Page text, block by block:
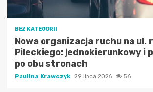
BEZ KATEGORII
Nowa organizacja ruchu na ul.
Pileckiego: jednokierunkowy i
po obu stronach
Paulina Krawczyk 29 lipca 2026 56